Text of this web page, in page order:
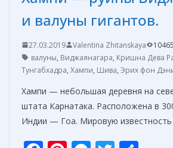
и валуны гигантов.
27.03.2019 Valentina Zhitanskaya
валуны, Виджаянагара, Кришна Дева
Тунгабхадра, Хампи, Шива, Эрих фон
Хампи — небольшая деревня на
штата Карнатака. Расположена в
Индии — Гоа. Мировую известность